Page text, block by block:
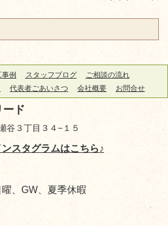
例 スタッフブログ
ご相談の流れ
代表者ごあいさつ 会社概要 お問合せ
ード
谷３丁目３４−１５
スタグラムはこちら♪
、GW、夏季休暇